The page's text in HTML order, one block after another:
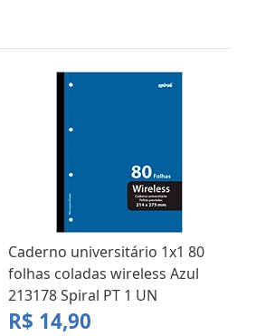
Caderno universitário 1x1 80
folhas coladas wireless Azul
213178 Spiral PT 1 UN
R$ 14,90